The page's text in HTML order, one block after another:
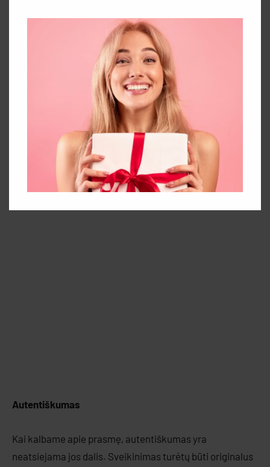
asmeniniame gyvenime ar tiesiog vidinės ramybės.
Svarbiausia, kad šie palinkėjimai būtų pritaikyti
asmeniui, atsižvelgiant į jo dabartines aplinkybes ir
Autentiškumas
Kai kalbame apie prasmę, autentiškumas yra
neatsiejama jos dalis. Sveikinimas turėtų būti originalus